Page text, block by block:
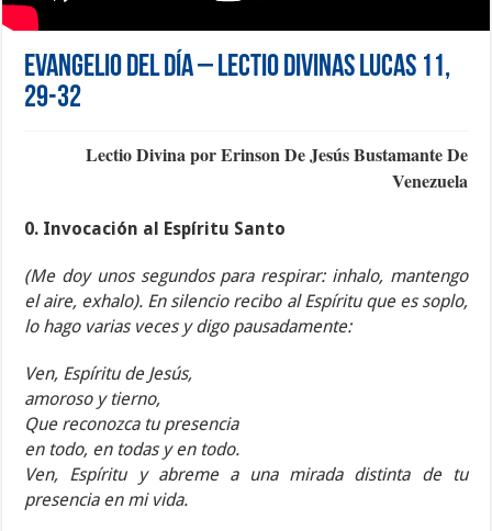
Evangelio del día – Lectio Divinas Lucas 11,
29-32
Lectio Divina por Erinson De Jesús Bustamante De
Venezuela
0. Invocación al Espíritu Santo
(Me doy unos segundos para respirar: inhalo, mantengo
el aire, exhalo). En silencio recibo al Espíritu que es soplo,
lo hago varias veces y digo pausadamente:
Ven, Espíritu de Jesús,
amoroso y tierno,
Que reconozca tu presencia
en todo, en todas y en todo.
Ven, Espíritu y abreme a una mirada distinta de tu
presencia en mi vida.